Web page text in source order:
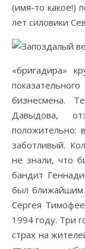
(имя-то какое!)
лет силовики
«бригадира»
бизнесмена.
Давыдова,
положительно:
заботливый.
не знали, что
бандит
был ближайшим
Сергея
1994 году. Три
страх на